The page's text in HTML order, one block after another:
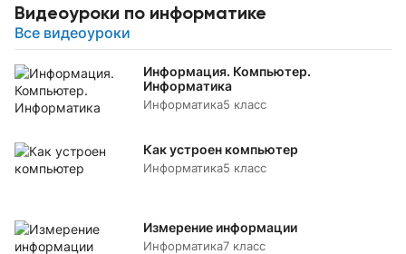
Видеоуроки по информатике
Все видеоуроки
Информация. Компьютер.
Информатика
Информатика5 класс
Как устроен компьютер
Информатика5 класс
Измерение информации
Информатика7 класс